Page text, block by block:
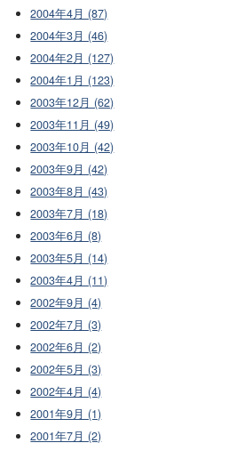
2004年4月 (87)
2004年3月 (46)
2004年2月 (127)
2004年1月 (123)
2003年12月 (62)
2003年11月 (49)
2003年10月 (42)
2003年9月 (42)
2003年8月 (43)
2003年7月 (18)
2003年6月 (8)
2003年5月 (14)
2003年4月 (11)
2002年9月 (4)
2002年7月 (3)
2002年6月 (2)
2002年5月 (3)
2002年4月 (4)
2001年9月 (1)
2001年7月 (2)